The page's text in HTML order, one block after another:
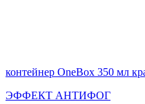
контейнер OneBox 350 мл
ЭФФЕКТ АНТИФОГ